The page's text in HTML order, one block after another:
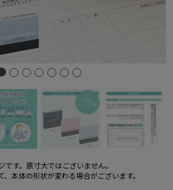
す。原寸大ではございません。
本体の形状が変わる場合がございます。